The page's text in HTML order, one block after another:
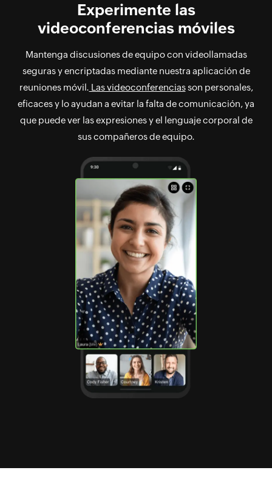
Experimente las
videoconferencias móviles
Mantenga discusiones de equipo con videollamadas
seguras y encriptadas mediante nuestra aplicación de
reuniones móvil. Las videoconferenciasson personales,
eficaces y lo ayudan a evitar la falta de comunicación, ya
que puede ver las expresiones y el lenguaje corporal de
sus compañeros de equipo.